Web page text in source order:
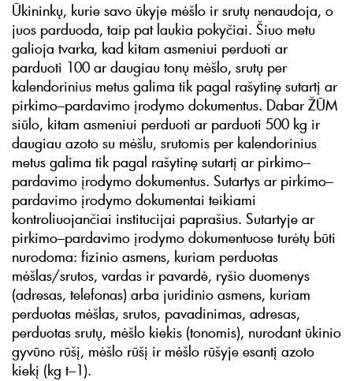
Ūkininkų, kurie savo ūkyje mėšlo ir srutų nenaudoja, o
juos parduoda, taip pat laukia pokyčiai. Šiuo metu
galioja tvarka, kad kitam asmeniui perduoti ar
parduoti 100 ar daugiau tonų mėšlo, srutų per
kalendorinius metus galima tik pagal rašytinę sutartį ar
pirkimo–pardavimo įrodymo dokumentus. Dabar ŽŪM
siūlo, kitam asmeniui perduoti ar parduoti 500 kg ir
daugiau azoto su mėšlu, srutomis per kalendorinius
metus galima tik pagal rašytinę sutartį ar pirkimo–
pardavimo įrodymo dokumentus. Sutartys ar pirkimo–
pardavimo įrodymo dokumentai teikiami
kontroliuojančiai institucijai paprašius. Sutartyje ar
pirkimo–pardavimo įrodymo dokumentuose turėtų būti
nurodoma: fizinio asmens, kuriam perduotas
mėšlas/srutos, vardas ir pavardė, ryšio duomenys
(adresas, telefonas) arba juridinio asmens, kuriam
perduotas mėšlas, srutos, pavadinimas, adresas,
perduotas srutų, mėšlo kiekis (tonomis), nurodant ūkinio
gyvūno rūšį, mėšlo rūšį ir mėšlo rūšyje esantį azoto
kiekį (kg t–1).